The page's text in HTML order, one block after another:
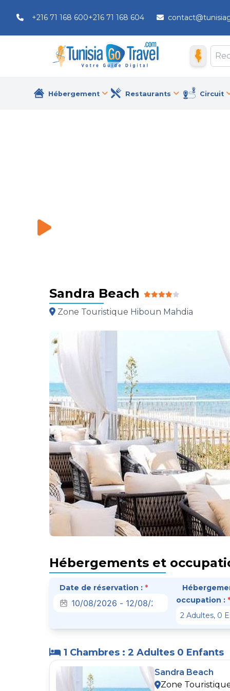
+216 71 168 600+216 71 168 604
Hébergement Restaurants Circuit
Sandra Beach
Zone Touristique Hiboun Mahdia
Hébergements et
Date de réservation : *
occupation : *
1 Chambres : 2 Adultes 0 Enfants
Sandra Beach
Zone